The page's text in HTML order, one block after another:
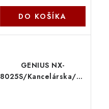
DO KOŠÍKA
GENIUS NX-
8025S/Kancelárska/